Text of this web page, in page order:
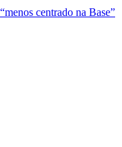
centrado na Base”